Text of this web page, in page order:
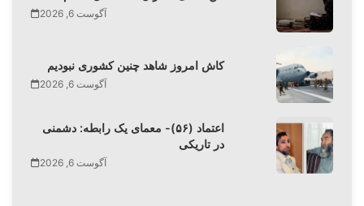
آگوست 6, 2026
کاش امروز شاهد چنین کشوری نبودیم
آگوست 6, 2026
اعتماد (۵۶)- معمای یک رابطه: دشمنی
در تاریکی
آگوست 6, 2026